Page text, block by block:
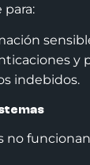
para:
y
indebidos.
funcionan